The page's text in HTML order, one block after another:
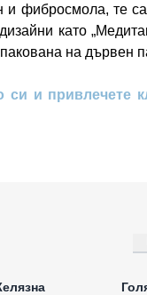
фибросмола, те
като
на дървен
и привлечете